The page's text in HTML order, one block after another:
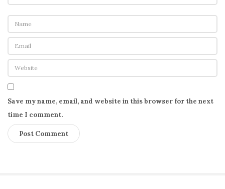
d
e
V
l
e
t
i
n
e
Save my name, email, and website in this browser for the next
time I comment.